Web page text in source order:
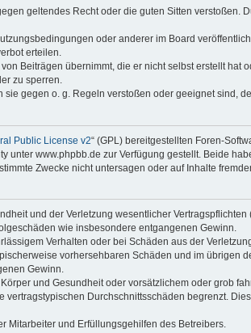
geltendes Recht oder die guten Sitten verstoßen.
oder anderer im Board
erteilen.
Beiträgen übernimmt, die er nicht selbst erstellt hat
zu sperren.
gegen o. g. Regeln verstoßen oder geeignet sind,
Public License v2“ (GPL) bereitgestellten Foren-
www.phpbb.de zur Verfügung gestellt. Beide
Zwecke nicht untersagen oder auf Inhalte
und der Verletzung wesentlicher
wie insbesondere entgangenen Gewinn.
Verhalten oder bei Schäden aus der
vorhersehbaren Schäden und im übrigen
Gewinn.
und Gesundheit oder vorsätzlichem oder grob
Durchschnittsschäden begrenzt.
Mitarbeiter und Erfüllungsgehilfen des Betreibers.